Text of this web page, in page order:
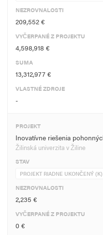
NEZROVNALOSTI
209,552 €
VYČERPANÉ Z PROJEKTU
4,598,918 €
SUMA
13,312,977 €
VLASTNÉ ZDROJE
-
PROJEKT
Inovatívne riešenia
Žilinská univerzita v Žiline
STAV
PROJEKT RIADNE UKONČENÝ (K)
NEZROVNALOSTI
2,235 €
VYČERPANÉ Z PROJEKTU
0 €